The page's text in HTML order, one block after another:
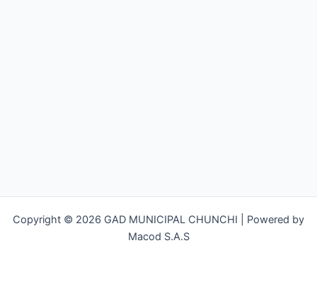
Copyright © 2026 GAD MUNICIPAL CHUNCHI | Powered by
Macod S.A.S